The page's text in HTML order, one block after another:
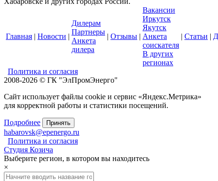
Главная | Новости |
Дилерам
Партнеры
Анкета
дилера
| Отзывы |
Вакансии
Иркутск
Якутск
Анкета
соискателя
В других
регионах
| Статьи |
Политика и согласия
2008-2026 © ГК "ЭлПромЭнерго"
Сайт использует файлы cookie и сервис «Яндекс.Метрика»
для корректной работы и статистики посещений.
Подробнее Принять
habarovsk@epenergo.ru
Политика и согласия
Студия Козича
Выберите регион, в котором вы находитесь
×